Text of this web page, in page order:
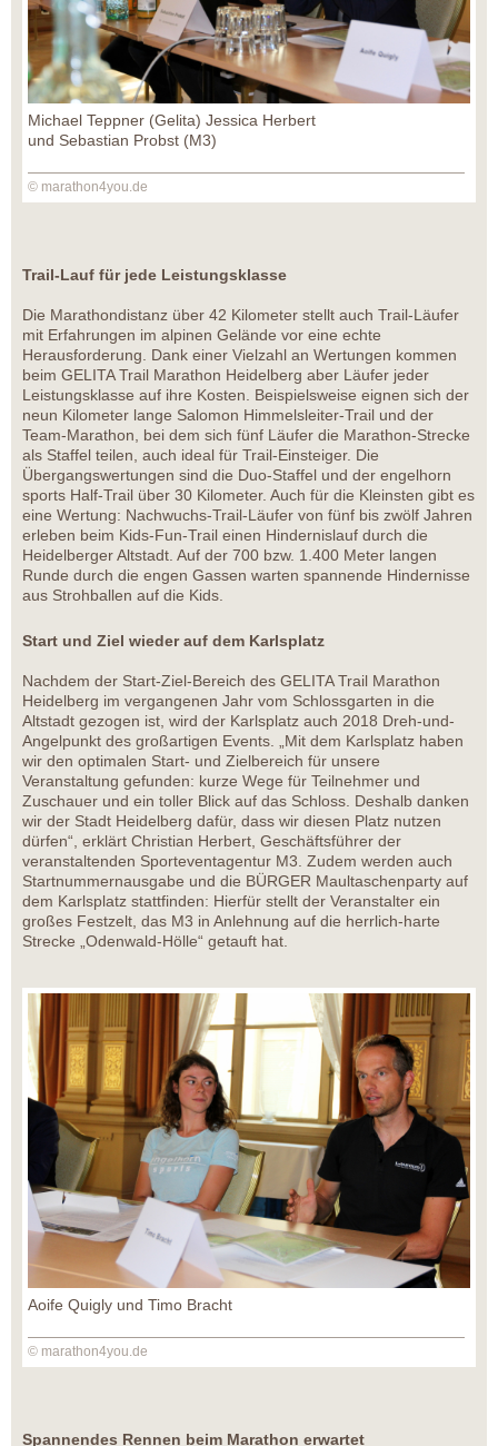
Michael Teppner (Gelita) Jessica Herbert
und Sebastian Probst (M3)
© marathon4you.de
Trail-Lauf für jede Leistungsklasse
Die Marathondistanz über 42 Kilometer stellt auch Trail-Läufer
mit Erfahrungen im alpinen Gelände vor eine echte
Herausforderung. Dank einer Vielzahl an Wertungen kommen
beim GELITA Trail Marathon Heidelberg aber Läufer jeder
Leistungsklasse auf ihre Kosten. Beispielsweise eignen sich der
neun Kilometer lange Salomon Himmelsleiter-Trail und der
Team-Marathon, bei dem sich fünf Läufer die Marathon-Strecke
als Staffel teilen, auch ideal für Trail-Einsteiger. Die
Übergangswertungen sind die Duo-Staffel und der engelhorn
sports Half-Trail über 30 Kilometer. Auch für die Kleinsten gibt es
eine Wertung: Nachwuchs-Trail-Läufer von fünf bis zwölf Jahren
erleben beim Kids-Fun-Trail einen Hindernislauf durch die
Heidelberger Altstadt. Auf der 700 bzw. 1.400 Meter langen
Runde durch die engen Gassen warten spannende Hindernisse
aus Strohballen auf die Kids.
Start und Ziel wieder auf dem Karlsplatz
Nachdem der Start-Ziel-Bereich des GELITA Trail Marathon
Heidelberg im vergangenen Jahr vom Schlossgarten in die
Altstadt gezogen ist, wird der Karlsplatz auch 2018 Dreh-und-
Angelpunkt des großartigen Events. „Mit dem Karlsplatz haben
wir den optimalen Start- und Zielbereich für unsere
Veranstaltung gefunden: kurze Wege für Teilnehmer und
Zuschauer und ein toller Blick auf das Schloss. Deshalb danken
wir der Stadt Heidelberg dafür, dass wir diesen Platz nutzen
dürfen“, erklärt Christian Herbert, Geschäftsführer der
veranstaltenden Sporteventagentur M3. Zudem werden auch
Startnummernausgabe und die BÜRGER Maultaschenparty auf
dem Karlsplatz stattfinden: Hierfür stellt der Veranstalter ein
großes Festzelt, das M3 in Anlehnung auf die herrlich-harte
Strecke „Odenwald-Hölle“ getauft hat.
Aoife Quigly und Timo Bracht
© marathon4you.de
Spannendes Rennen beim Marathon erwartet